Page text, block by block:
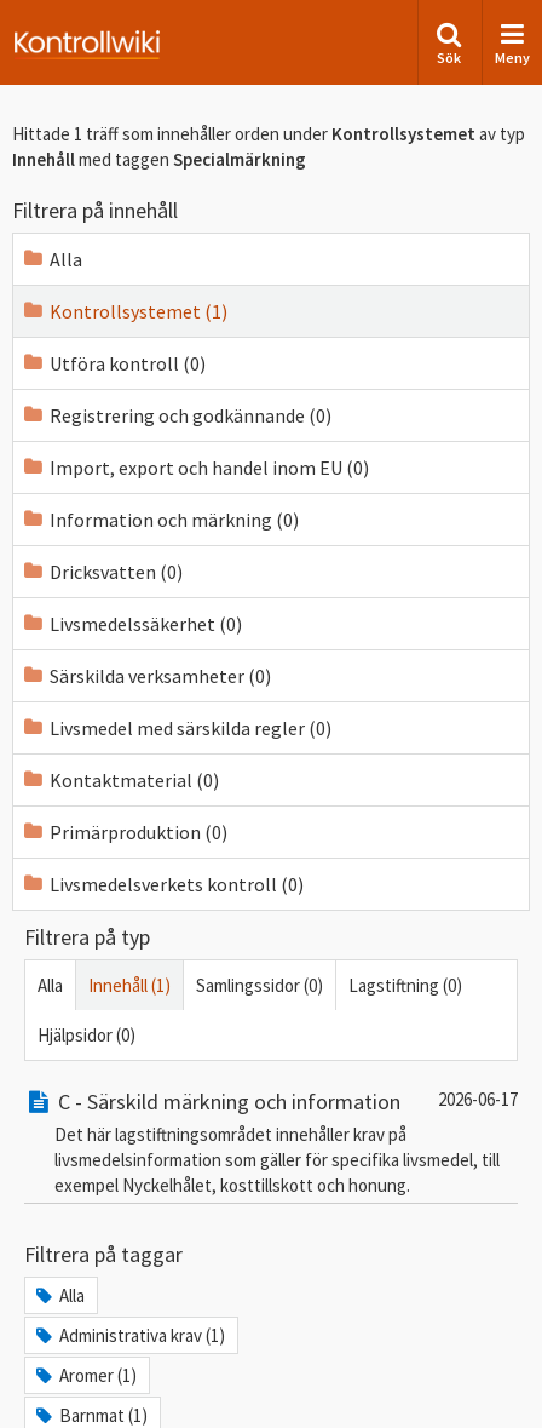
Sök Meny
Hittade 1 träff som innehåller orden under Kontrollsystemet av typ
Innehållmed taggen Specialmärkning
Filtrera på innehåll
Alla
Kontrollsystemet (1)
Utföra kontroll (0)
Registrering och godkännande (0)
Import, export och handel inom EU (0)
Information och märkning (0)
Dricksvatten (0)
Livsmedelssäkerhet (0)
Särskilda verksamheter (0)
Livsmedel med särskilda regler (0)
Kontaktmaterial (0)
Primärproduktion (0)
Livsmedelsverkets kontroll (0)
Filtrera på typ
Alla Innehåll (1) Samlingssidor (0) Lagstiftning (0)
Hjälpsidor (0)
C - Särskild märkning och information
2026-06-17
Det här lagstiftningsområdet innehåller krav på
livsmedelsinformation som gäller för specifika livsmedel, till
exempel Nyckelhålet, kosttillskott och honung.
Filtrera på taggar
Alla
Administrativa krav (1)
Aromer (1)
Barnmat (1)